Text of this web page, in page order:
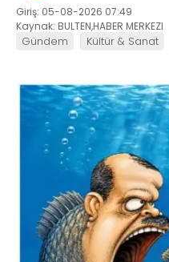
Giriş: 05-08-2026 07:49
Kaynak: BULTEN,HABER MERKEZI
Gündem Kültür & Sanat